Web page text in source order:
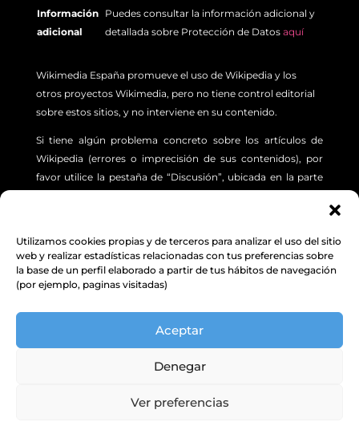
Utilizamos cookies propias y de terceros para analizar el uso del sitio
web y realizar estadísticas relacionadas con tus preferencias sobre
la base de un perfil elaborado a partir de tus hábitos de navegación
(por ejemplo, paginas visitadas)
Aceptar
Denegar
Ver preferencias
Información
adicional
Puedes consultar la información adicional y
detallada sobre Protección de Datos aquí
Wikimedia España promueve el uso de Wikipedia y los
otros proyectos Wikimedia, pero no tiene control editorial
sobre estos sitios, y no interviene en su contenido.
Si tiene algún problema concreto sobre los artículos de
Wikipedia (errores o imprecisión de sus contenidos), por
favor utilice la pestaña de “Discusión”, ubicada en la parte
Aviso Legal,Protección de DatosyPolítica de
cookies
este sitio web está bajo una licencia Creative Commons
| Asociación de Utilidad Pública inscrita en el Registro Nacional de